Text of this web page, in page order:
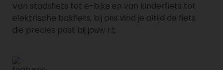
Van stadsfiets tot e-bike en van kinderfiets tot
elektrische bakfiets, bij ons vind je altijd de fiets
die precies past bij jouw rit.